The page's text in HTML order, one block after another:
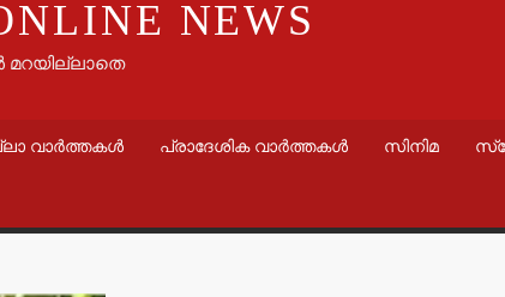
NEWS
മറയില്ലാതെ
വാർത്തകൾ പ്രാദേശിക വാർത്തകൾ സിനിമ